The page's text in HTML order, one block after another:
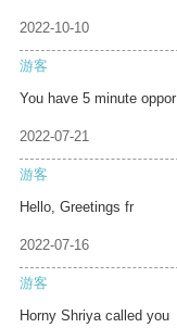
2022-10-10
游客
You have 5 minute oppor
2022-07-21
游客
Hello, Greetings fr
2022-07-16
游客
Horny Shriya called you